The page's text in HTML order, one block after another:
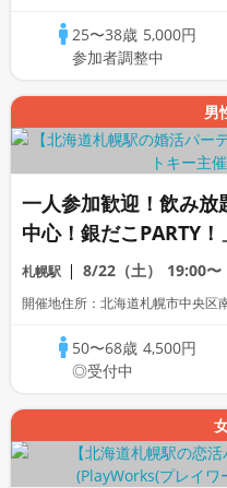
25〜38歳 5,000円
参加者調整中
男
一人参加歓迎！飲み
中心！銀だこPARTY
マッチングあり/食事＆
札幌駅 8/22（土） 19:00〜
開催地住所：北海道札幌市中央区
50〜68歳 4,500円
◎受付中